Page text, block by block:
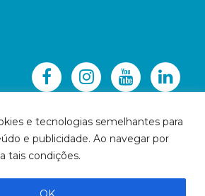
e tecnologias semelhantes para
e publicidade. Ao navegar por
tais condições.
CBH-Doce - Todos os direitos reservados